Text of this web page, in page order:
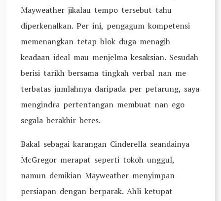
Mayweather jikalau tempo tersebut tahu
diperkenalkan. Per ini, pengagum kompetensi
memenangkan tetap blok duga menagih
keadaan ideal mau menjelma kesaksian. Sesudah
berisi tarikh bersama tingkah verbal nan me
terbatas jumlahnya daripada per petarung, saya
mengindra pertentangan membuat nan ego
segala berakhir beres.
Bakal sebagai karangan Cinderella seandainya
McGregor merapat seperti tokoh unggul,
namun demikian Mayweather menyimpan
persiapan dengan berparak. Ahli ketupat